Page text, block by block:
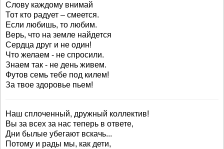
Слову каждому внимай
Тот кто радует – смеется.
Если любишь, то любим.
Верь, что на земле найдется
Сердца друг и не один!
Что желаем - не спросили.
Знаем так - не день живем.
Футов семь тебе под килем!
За твое здоровье пьем!
Наш сплоченный, дружный коллектив!
Вы за всех за нас теперь в ответе,
Дни былые убегают вскачь...
Потому и рады мы, как дети,